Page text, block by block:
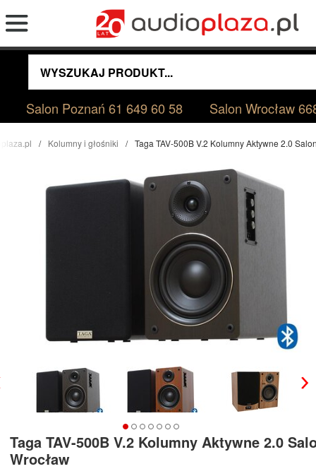
Salon Poznań61 649 60 58 Salon Wrocław
Kolumny i głośniki Taga TAV-500B V.2 Kolumny Aktywne 2.0
Taga TAV-500B V.2 Kolumny Aktywne 2.0
Wrocław